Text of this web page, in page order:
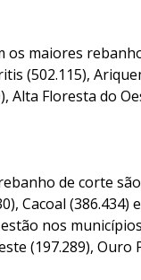
os maiores
(502.115),
Alta Floresta do
de corte
Cacoal (386.434)
nos
(197.289),